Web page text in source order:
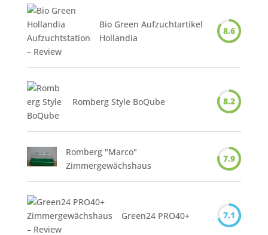
Bio Green Aufzuchtartikel
Hollandia
8.6
Romberg Style BoQube 8.2
Romberg "Marco"
Zimmergewächshaus
7.9
Green24 PRO40+ 7.1